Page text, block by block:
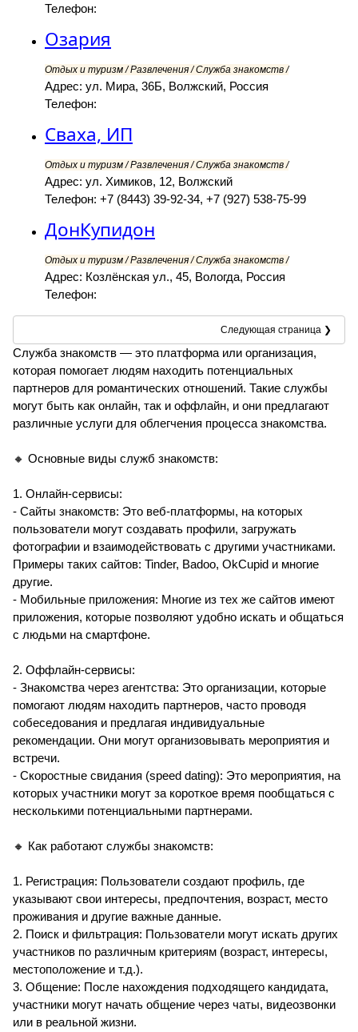
Телефон:
Озария
Отдых и туризм / Развлечения / Служба знакомств /
Адрес: ул. Мира, 36Б, Волжский, Россия
Телефон:
Сваха, ИП
Отдых и туризм / Развлечения / Служба знакомств /
Адрес: ул. Химиков, 12, Волжский
Телефон: +7 (8443) 39-92-34, +7 (927) 538-75-99
ДонКупидон
Отдых и туризм / Развлечения / Служба знакомств /
Адрес: Козлёнская ул., 45, Вологда, Россия
Телефон:
Следующая страница ❯
Служба знакомств — это платформа или организация,
которая помогает людям находить потенциальных
партнеров для романтических отношений. Такие службы
могут быть как онлайн, так и оффлайн, и они предлагают
различные услуги для облегчения процесса знакомства.
🔸 Основные виды служб знакомств:
1. Онлайн-сервисы:
- Сайты знакомств: Это веб-платформы, на которых
пользователи могут создавать профили, загружать
фотографии и взаимодействовать с другими участниками.
Примеры таких сайтов: Tinder, Badoo, OkCupid и многие
другие.
- Мобильные приложения: Многие из тех же сайтов имеют
приложения, которые позволяют удобно искать и общаться
с людьми на смартфоне.
2. Оффлайн-сервисы:
- Знакомства через агентства: Это организации, которые
помогают людям находить партнеров, часто проводя
собеседования и предлагая индивидуальные
рекомендации. Они могут организовывать мероприятия и
встречи.
- Скоростные свидания (speed dating): Это мероприятия, на
которых участники могут за короткое время пообщаться с
несколькими потенциальными партнерами.
🔸 Как работают службы знакомств:
1. Регистрация: Пользователи создают профиль, где
указывают свои интересы, предпочтения, возраст, место
проживания и другие важные данные.
2. Поиск и фильтрация: Пользователи могут искать других
участников по различным критериям (возраст, интересы,
местоположение и т.д.).
3. Общение: После нахождения подходящего кандидата,
участники могут начать общение через чаты, видеозвонки
или в реальной жизни.